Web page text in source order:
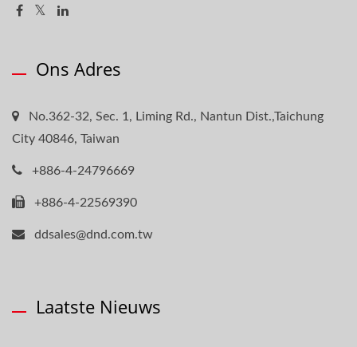
Ons Adres
No.362-32, Sec. 1, Liming Rd., Nantun Dist.,Taichung
City 40846, Taiwan
+886-4-24796669
+886-4-22569390
ddsales@dnd.com.tw
Laatste Nieuws